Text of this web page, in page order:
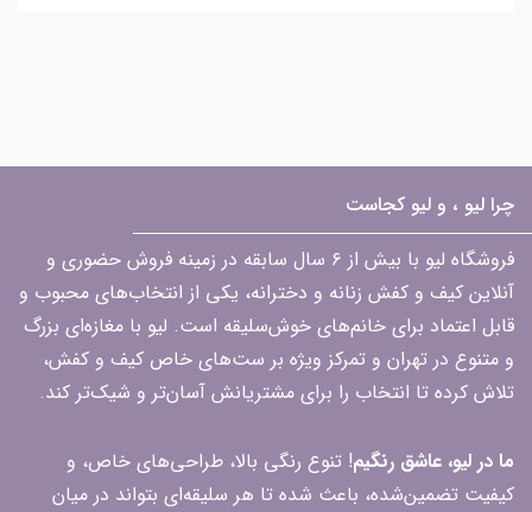
چرا لیو ، و لیو کجاست
فروشگاه لیو با بیش از ۶ سال سابقه در زمینه فروش حضوری و
آنلاین کیف و کفش زنانه و دخترانه، یکی از انتخاب‌های محبوب و
قابل اعتماد برای خانم‌های خوش‌سلیقه است. لیو با مغازه‌ای بزرگ
و متنوع در تهران و تمرکز ویژه بر ست‌های خاص کیف و کفش،
تلاش کرده تا انتخاب را برای مشتریانش آسان‌تر و شیک‌تر کند.
ما در لیو، عاشق رنگیم! تنوع رنگی بالا، طراحی‌های خاص، و
کیفیت تضمین‌شده، باعث شده تا هر سلیقه‌ای بتواند در میان